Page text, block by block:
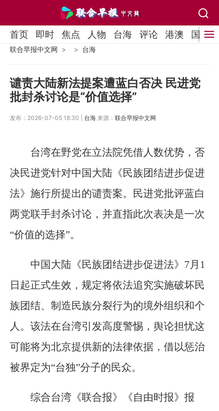
首页 即时 焦点 人物 台海 评论 港澳 国际
联合早报中文网 台海
谴责大陆新法提案遭蓝白否决 民进党
批封杀讨论是“价值选择”
发布：2026-07-05 18:30 | 台海 来源： 联合早报中文网
台湾在野党在立法院凭借人数优势，否
决民进党针对中国大陆《民族团结进步促进
法》施行所提出的谴责案。民进党批评蓝白
两党联手封杀讨论，并直指此次表决是一次
“价值的选择”。
中国大陆《民族团结进步促进法》7月1
日起正式生效，规定将依法追究实施破坏民
族团结、制造民族分裂行为的境外组织和个
人。该法在台湾引发高度警惕，舆论担忧这
可能将为北京提供新的法律依据，借以惩治
被界定为“台独”分子的民众。
综合台湾《联合报》《自由时报》报